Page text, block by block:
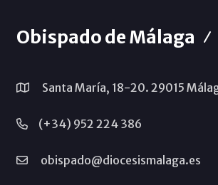
Obispado de Málaga
Santa María, 18-20. 29015
(+34) 952 224 386
obispado@diocesismalaga.es